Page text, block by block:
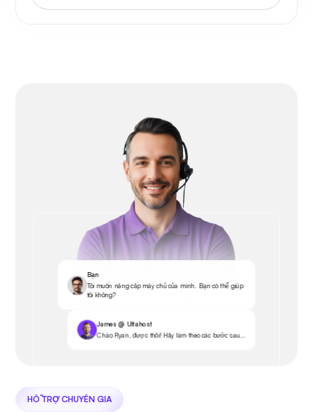
Bạn
Tôi muốn nâng cấp máy chủ của mình. Bạn có thể giúp
tôi không?
James @ Ultahost
Chào Ryan, được thôi! Hãy làm theo các bước sau...
HỖ TRỢ CHUYÊN GIA